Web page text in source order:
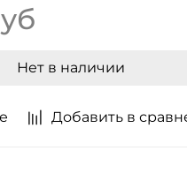
Добавить в
Нет в наличии